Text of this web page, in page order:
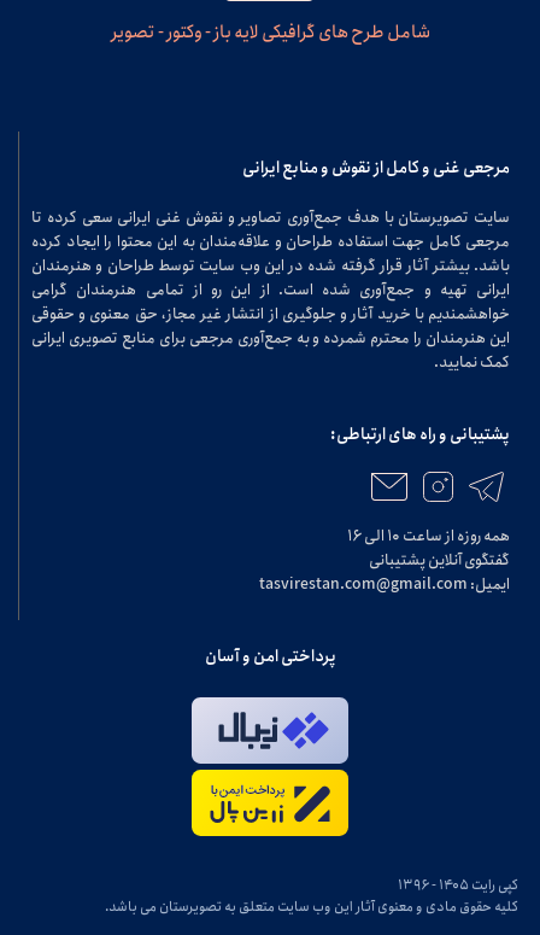
شامل طرح های گرافیکی لایه باز - وکتور - تصویر
مرجعی غنی و کامل از نقوش و منابع ایرانی
سایت تصویرستان با هدف جمع‌آوری تصاویر و نقوش غنی ایرانی سعی کرده تا
مرجعی کامل جهت استفاده طراحان و علاقه‌مندان به این محتوا را ایجاد کرده
باشد. بیشتر آثار قرار گرفته شده در این وب سایت توسط طراحان و هنرمندان
ایرانی تهیه و جمع‌آوری شده است. از این رو از تمامی هنرمندان گرامی
خواهشمندیم با خرید آثار و جلوگیری از انتشار غیر مجاز، حق معنوی و حقوقی
این هنرمندان را محترم شمرده و به جمع‌آوری مرجعی برای منابع تصویری ایرانی
کمک نمایید.
پشتیبانی و راه های ارتباطی:
همه روزه از ساعت ۱۰ الی ۱۶
گفتگوی آنلاین پشتیبانی
ایمیل: tasvirestan.com@gmail.com
پرداختی امن و آسان
کپی رایت ۱۴۰۵ - ۱۳۹۶
کلیه حقوق مادی و معنوی آثار این وب سایت متعلق به تصویرستان می باشد.